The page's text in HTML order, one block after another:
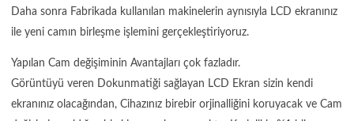
Daha sonra Fabrikada kullanılan makinelerin aynısıyla LCD ekranınız
ile yeni camın birleşme işlemini gerçekleştiriyoruz.
Yapılan Cam değişiminin Avantajları çok fazladır.
Görüntüyü veren Dokunmatiği sağlayan LCD Ekran sizin kendi
ekranınız olacağından, Cihazınız birebir orjinalliğini koruyacak ve Cam